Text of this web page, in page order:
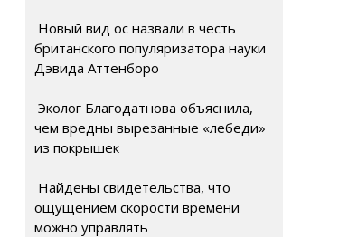
Новый вид ос назвали в честь
британского популяризатора науки
Дэвида Аттенборо
Эколог Благодатнова объяснила,
чем вредны вырезанные «лебеди»
из покрышек
Найдены свидетельства, что
ощущением скорости времени
можно управлять